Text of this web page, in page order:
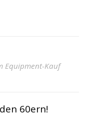
Equipment-Kauf
60ern!